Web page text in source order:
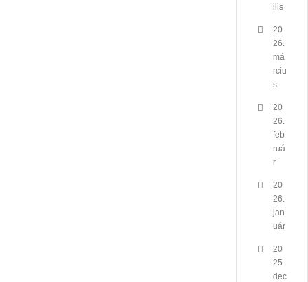
ilis
20
26.
má
rciu
s
20
26.
feb
ruá
r
20
26.
jan
uár
20
25.
dec